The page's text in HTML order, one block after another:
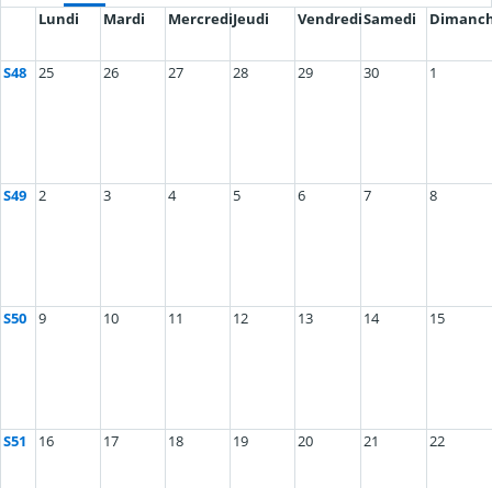
Lundi
Mardi MercrediJeudi VendrediSamedi
S48 25 26 27 28 29 30 1
S49 2 3 4 5 6 7 8
S50 9 10 11 12 13 14 15
S51 16 17 18 19 20 21 22